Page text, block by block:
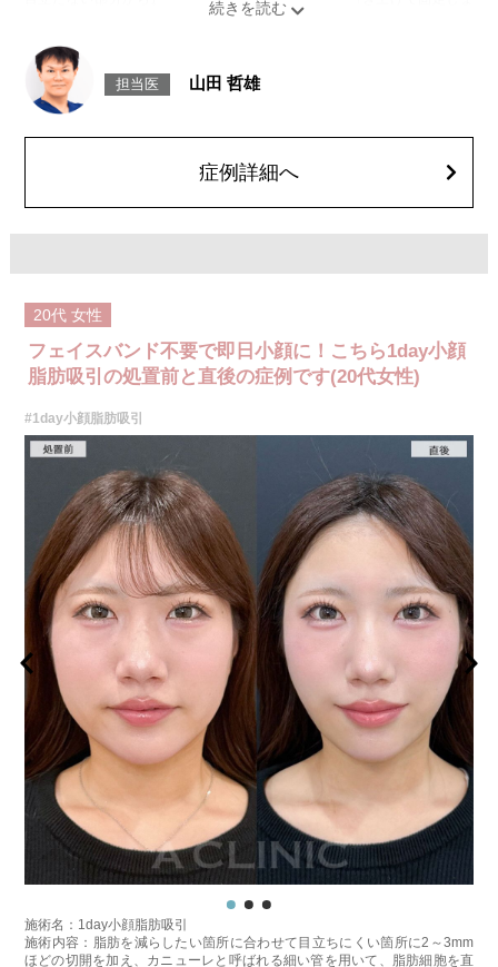
リスク、副作用：赤み、熱感、痛み、しびれ、むくみ、内出血、引き攣れ
感などが術後一時的に生じることがございます。また、稀に貧血、細菌感
染症、左右差、施術箇所の知覚鈍麻、ぼこつき、硬結、瘢痕化、色素沈
着、脂肪塞栓、皮膚のよれ、繊維の突出などを生じることがございます。
顔の脂肪吸引箇所の追加 1ヶ所ごと+162,800円(税込)
オプション：笑気麻酔 3,300円(税込)
担当医 山田 哲雄
症例詳細へ
20代 女性
フェイスバンド不要で即日小顔に！こちら1day小顔
脂肪吸引の処置前と直後の症例です(20代女性)
#1day小顔脂肪吸引
施術名：1day小顔脂肪吸引
施術内容：脂肪を減らしたい箇所に合わせて目立ちにくい箇所に2～3mm
ほどの切開を加え、カニューレと呼ばれる細い管を用いて、脂肪細胞を直